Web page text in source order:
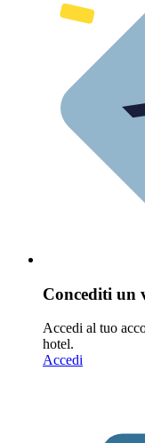
Concediti un
Accedi al tuo
hotel.
Accedi